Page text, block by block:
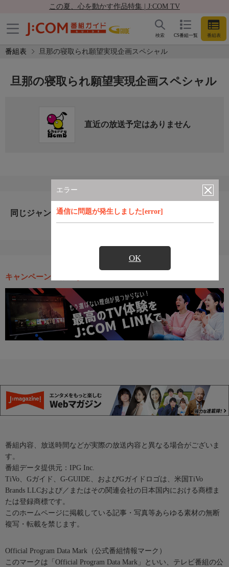
この夏、心を動かす作品特集 | J:COM TV
CS番組一覧 番組表
検索
番組表 旦那の寝取られ願望実現企画スペシャル
エラー
通信に問題が発生しました[error]
OK
旦那の寝取られ願望実現企画スペシャル
直近の放送予定はありません
同じジャンルのおすすめ番組
キャンペーン・お得な情報
番組内容、放送時間などが実際の放送内容と異なる場合がございま
す。
番組データ提供元：IPG Inc.
TiVo、Gガイド、G-GUIDE、およびGガイドロゴは、米国TiVo
Brands LLCおよび／またはその関連会社の日本国内における商標ま
たは登録商標です。
このホームページに掲載している記事・写真等あらゆる素材の無断
複写・転載を禁じます。
Official Program Data Mark（公式番組情報マーク）
このマークは「Official Program Data Mark」といい、テレビ番組の公